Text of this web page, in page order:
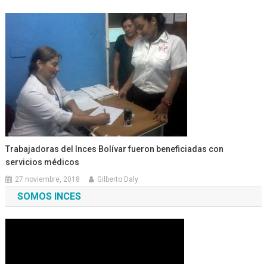
Trabajadoras del Inces Bolívar fueron beneficiadas con
servicios médicos
27 noviembre, 2018 Gilberto Daly
SOMOS INCES